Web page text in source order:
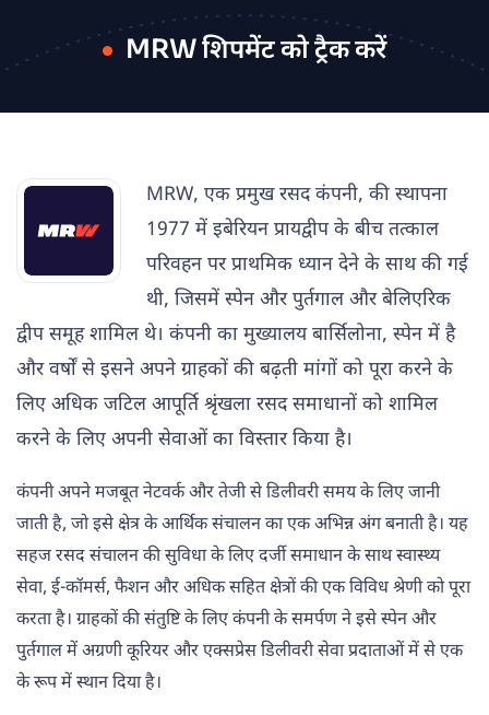
MRW शिपमेंट को ट्रैक करें
MRW, एक प्रमुख रसद कंपनी, की स्थापना
1977 में इबेरियन प्रायद्वीप के बीच तत्काल
परिवहन पर प्राथमिक ध्यान देने के साथ की गई
थी, जिसमें स्पेन और पुर्तगाल और बेलिएरिक
द्वीप समूह शामिल थे। कंपनी का मुख्यालय बार्सिलोना, स्पेन में है
और वर्षों से इसने अपने ग्राहकों की बढ़ती मांगों को पूरा करने के
लिए अधिक जटिल आपूर्ति श्रृंखला रसद समाधानों को शामिल
करने के लिए अपनी सेवाओं का विस्तार किया है।
कंपनी अपने मजबूत नेटवर्क और तेजी से डिलीवरी समय के लिए जानी
जाती है, जो इसे क्षेत्र के आर्थिक संचालन का एक अभिन्न अंग बनाती है। यह
सहज रसद संचालन की सुविधा के लिए दर्जी समाधान के साथ स्वास्थ्य
सेवा, ई-कॉमर्स, फैशन और अधिक सहित क्षेत्रों की एक विविध श्रेणी को पूरा
करता है। ग्राहकों की संतुष्टि के लिए कंपनी के समर्पण ने इसे स्पेन और
पुर्तगाल में अग्रणी कूरियर और एक्सप्रेस डिलीवरी सेवा प्रदाताओं में से एक
के रूप में स्थान दिया है।